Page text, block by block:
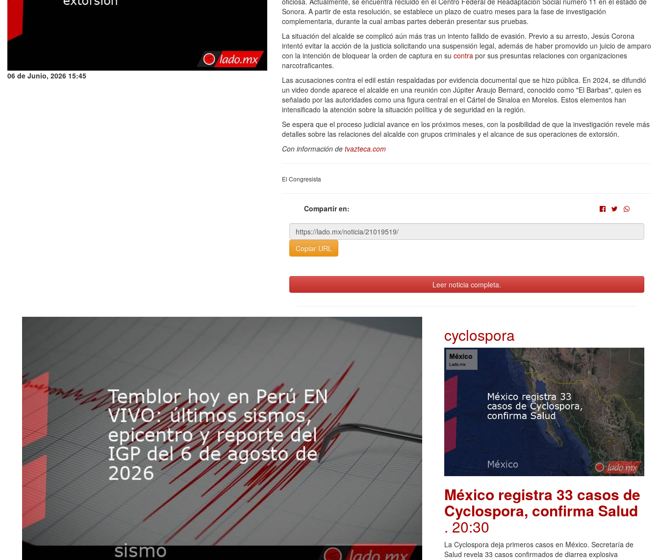
06 de Junio, 2026 15:45
Sonora. A partir de esta resolución, se establece un plazo de cuatro meses para la fase de investigación
complementaria, durante la cual ambas partes deberán presentar sus pruebas.
La situación del alcalde se complicó aún más tras un intento fallido de evasión. Previo a su arresto, Jesús Corona
intentó evitar la acción de la justicia solicitando una suspensión legal, además de haber promovido un juicio de amparo
con la intención de bloquear la orden de captura en su contra por sus presuntas relaciones con organizaciones
narcotraficantes.
Las acusaciones contra el edil están respaldadas por evidencia documental que se hizo pública. En 2024, se difundió
un video donde aparece el alcalde en una reunión con Júpiter Araujo Bernard, conocido como "El Barbas", quien es
señalado por las autoridades como una figura central en el Cártel de Sinaloa en Morelos. Estos elementos han
intensificado la atención sobre la situación política y de seguridad en la región.
Se espera que el proceso judicial avance en los próximos meses, con la posibilidad de que la investigación revele más
detalles sobre las relaciones del alcalde con grupos criminales y el alcance de sus operaciones de extorsión.
Con información de tvazteca.com
El Congresista
Compartir en:
Copiar URL
Leer noticia completa.
cyclospora
México registra 33 casos de
Cyclospora, confirma Salud
. 20:30
La Cyclospora deja primeros casos en México. Secretaría de
Salud revela 33 casos confirmados de diarrea explosiva